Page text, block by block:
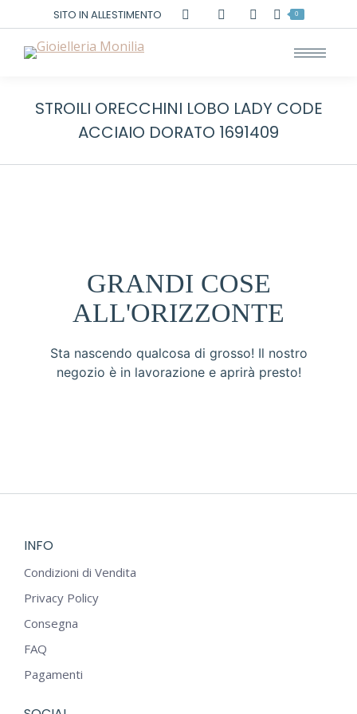
SITO IN ALLESTIMENTO Cerca: 0
STROILI ORECCHINI LOBO LADY CODE
ACCIAIO DORATO 1691409
GRANDI COSE
ALL'ORIZZONTE
Sta nascendo qualcosa di grosso! Il nostro
negozio è in lavorazione e aprirà presto!
INFO
Condizioni di Vendita
Privacy Policy
Consegna
FAQ
Pagamenti